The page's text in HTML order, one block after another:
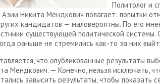
Политолог и
Никита Мендкович полагает: попытки
кандидатов — маловероятны. По его
существующей политической
раньше не стремились как-то за них
что опубликованные результаты
Мендкович. — Конечно, нельзя исключать,
завысить результаты, чтобы показать